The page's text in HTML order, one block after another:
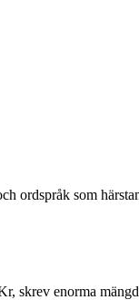
ordspråk som
skrev enorma